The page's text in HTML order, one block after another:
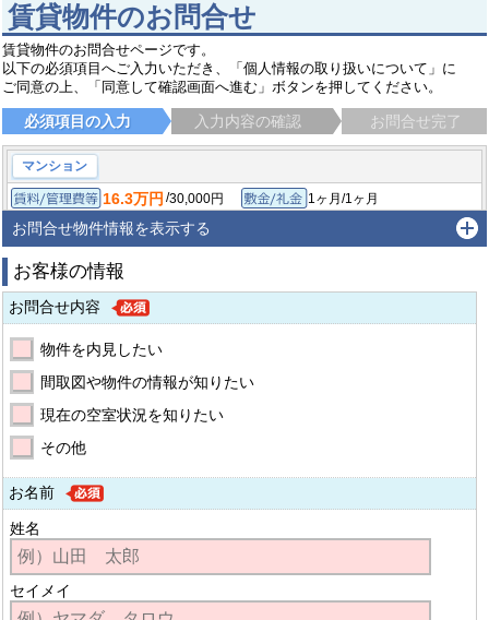
賃貸物件のお問合せ
賃貸物件のお問合せページです。
以下の必須項目へご入力いただき、「個人情報の取り扱いについて」に
ご同意の上、「同意して確認画面へ進む」ボタンを押してください。
必須項目の入力 入力内容の確認 お問合せ完了
マンション
賃料/管理費等
16.3万円 /30,000円 敷金/礼金
1ヶ月/1ヶ月
保証金/敷引/償却金
-/-/-
築年月
2026年3月
練馬区上石神井西武新宿線 上石神井駅
お問合せ物件情報を表示する
お客様の情報
お問合せ内容
物件を内見したい
間取図や物件の情報が知りたい
現在の空室状況を知りたい
その他
お名前
姓名
セイメイ